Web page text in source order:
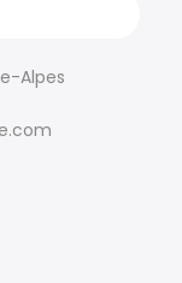
Alpes